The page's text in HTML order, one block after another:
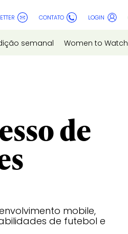
CONTATO LOGIN
semanal Women to Watch
de
mobile,
de futebol e